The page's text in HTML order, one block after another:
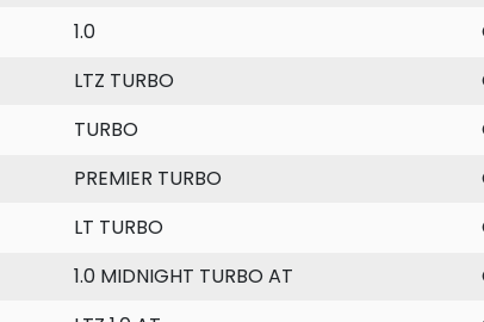
1.0
LTZ TURBO
TURBO
PREMIER TURBO
LT TURBO
1.0 MIDNIGHT TURBO AT